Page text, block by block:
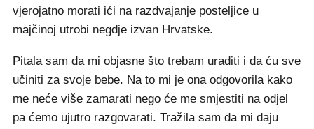
vjerojatno morati ići na razdvajanje posteljice u
majčinoj utrobi negdje izvan Hrvatske.
Pitala sam da mi objasne što trebam uraditi i da ću sve
učiniti za svoje bebe. Na to mi je ona odgovorila kako
me neće više zamarati nego će me smjestiti na odjel
pa ćemo ujutro razgovarati. Tražila sam da mi daju